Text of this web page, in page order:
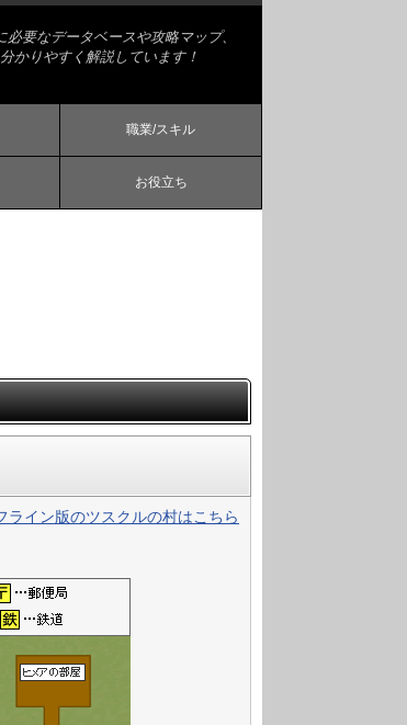
要なデータベースや攻略マップ、
かりやすく解説しています！
職業/スキル
お役立ち
ライン版のツスクルの村はこちら